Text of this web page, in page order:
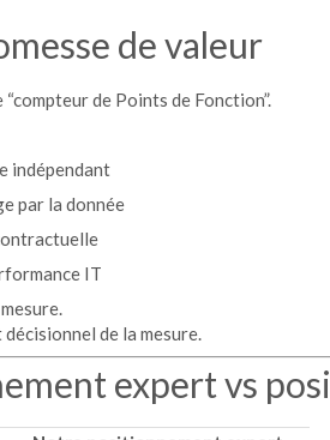
de valeur
“compteur de Points de Fonction”.
indépendant
par la donnée
IT
de la mesure.
expert vs